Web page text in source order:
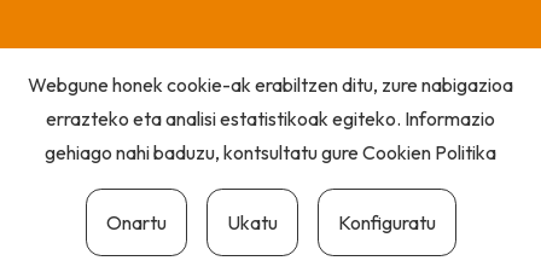
Webgune honek cookie-ak erabiltzen ditu, zure nabigazioa
errazteko eta analisi estatistikoak egiteko. Informazio
gehiago nahi baduzu, kontsultatu gureCookien Politika
Onartu Ukatu Konfiguratu